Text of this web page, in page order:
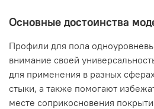
Основные достоинства
Профили для пола
внимание своей
для применения в разных
стыки, а также помогают
месте соприкосновения